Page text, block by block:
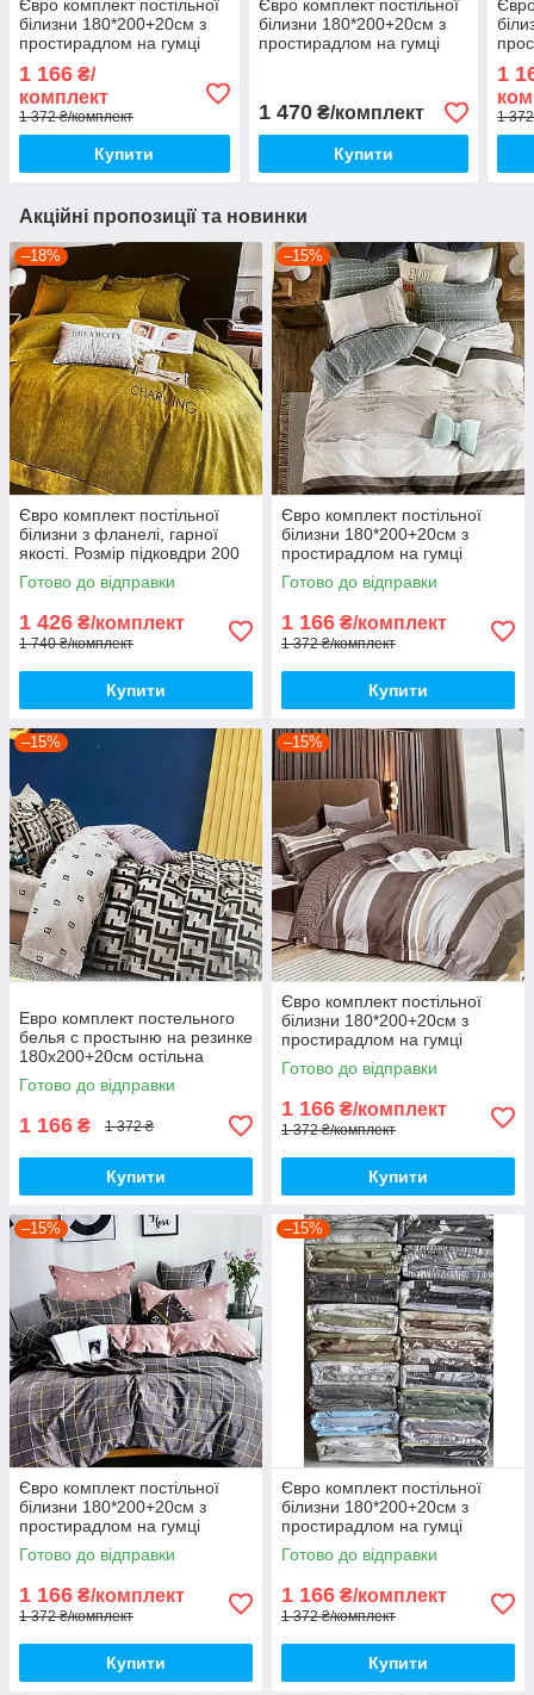
Євро комплект постільної
білизни 180*200+20см з
простирадлом на гумці
Постільна білизна з
фланелі євро розмір
1 166 ₴/
комплект
1 372 ₴/комплект
Купити
Євро комплект постільної
білизни 180*200+20см з
простирадлом на гумці
1 470₴/комплект
Купити
1
1
Акційні пропозиції та новинки
–18%
Євро комплект постільної
білизни з фланелі, гарної
якості. Розмір підковдри 200
на 220
Готово до відправки
1 426 ₴/комплект
1 740 ₴/комплект
Купити
–15%
Євро комплект постільної
білизни 180*200+20см з
простирадлом на гумці
Постільна білизна з фланелі
євро розмір
Готово до відправки
1 166 ₴/комплект
1 372 ₴/комплект
Купити
–15%
Евро комплект постельного
белья с простыню на резинке
180х200+20см остільна
білизна Євро комплект
Готово до відправки
1 166 ₴ 1 372 ₴
Купити
–15%
Євро комплект постільної
білизни 180*200+20см з
простирадлом на гумці
Постільна білизна з фланелі
євро розмір
Готово до відправки
1 166 ₴/комплект
1 372 ₴/комплект
Купити
–15%
Євро комплект постільної
білизни 180*200+20см з
простирадлом на гумці
Постільна білизна з фланелі
євро розмір
Готово до відправки
1 166 ₴/комплект
1 372 ₴/комплект
Купити
–15%
Євро комплект постільної
білизни 180*200+20см з
простирадлом на гумці
Постільна білизна з фланелі
євро розмір
Готово до відправки
1 166 ₴/комплект
1 372 ₴/комплект
Купити